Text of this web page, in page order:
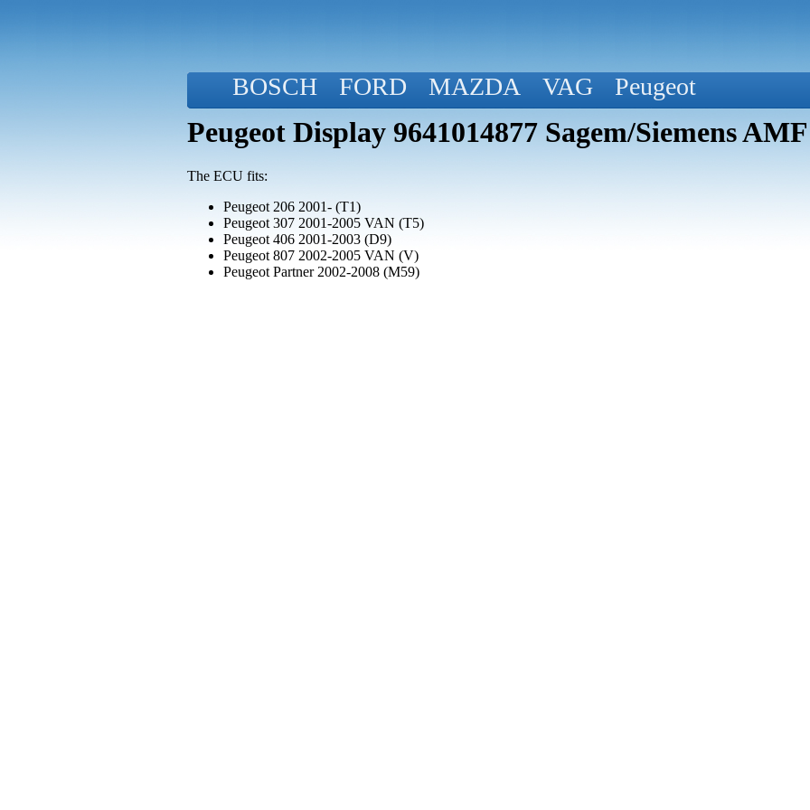
BOSCH FORD MAZDA VAG Peugeot
Peugeot Display 9641014877 Sagem/Siemens
The ECU fits:
Peugeot 206 2001- (T1)
Peugeot 307 2001-2005 VAN (T5)
Peugeot 406 2001-2003 (D9)
Peugeot 807 2002-2005 VAN (V)
Peugeot Partner 2002-2008 (M59)